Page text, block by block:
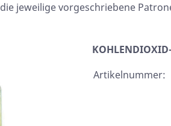
die jeweilige vorgeschriebene
Artikelnummer: